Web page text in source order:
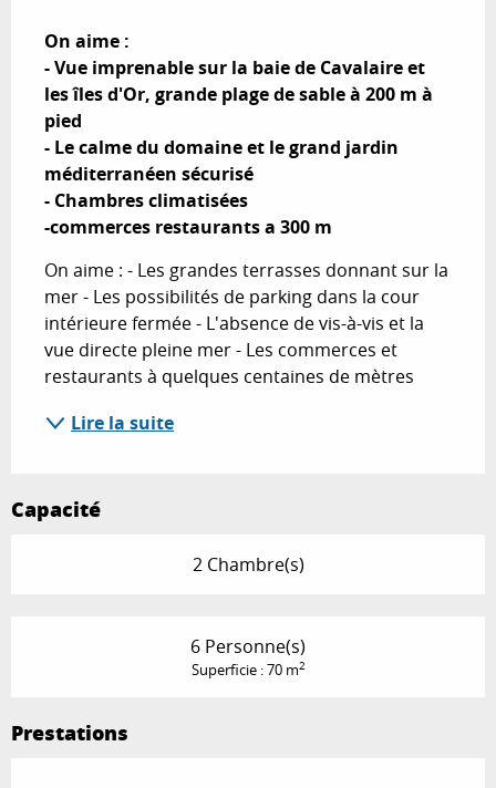
On aime :
- Vue imprenable sur la baie de Cavalaire et
les îles d'Or, grande plage de sable à 200 m à
pied
- Le calme du domaine et le grand jardin
méditerranéen sécurisé
- Chambres climatisées
-commerces restaurants a 300 m
On aime : - Les grandes terrasses donnant sur la
mer - Les possibilités de parking dans la cour
intérieure fermée - L'absence de vis-à-vis et la
vue directe pleine mer - Les commerces et
restaurants à quelques centaines de mètres
Lire la suite
Capacité
2 Chambre(s)
6 Personne(s)
Superficie : 70 m2
Prestations